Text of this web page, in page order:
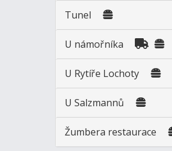
Tunel
U námořníka
U Rytíře Lochoty
U Salzmannů
Žumbera restaurace